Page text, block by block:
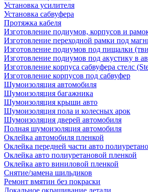
Установка усилителя
Установка сабвуфера
Протяжка кабеля
Изготовление подиумов, корпусов и
Изготовление переходной рамки под
Изготовление подиумов под пищалки
Изготовление подиумов под акустику в
Изготовление корпуса сабвуфера стелс
Изготовление корпусов под сабвуфер
Шумоизоляция автомобиля
Шумоизоляция багажника
Шумоизоляция крыши авто
Шумоизоляция пола и колесных арок
Шумоизоляция дверей автомобиля
Полная шумоизоляция автомобиля
Оклейка автомобиля пленкой
Оклейка передней части авто
Оклейка авто полиуретановой пленкой
Оклейка авто виниловой пленкой
Снятие/замена шильдиков
Ремонт вмятин без покраски
Локальное окрашивание детали